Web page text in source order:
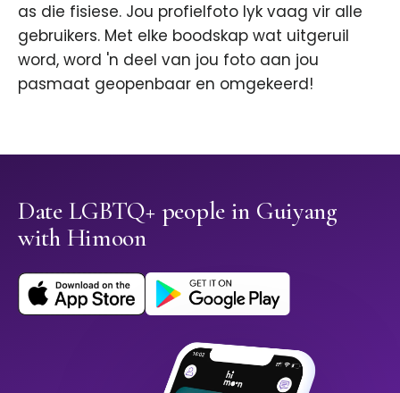
as die fisiese. Jou profielfoto lyk vaag vir alle
gebruikers. Met elke boodskap wat uitgeruil
word, word 'n deel van jou foto aan jou
pasmaat geopenbaar en omgekeerd!
Date LGBTQ+ people in Guiyang
with Himoon